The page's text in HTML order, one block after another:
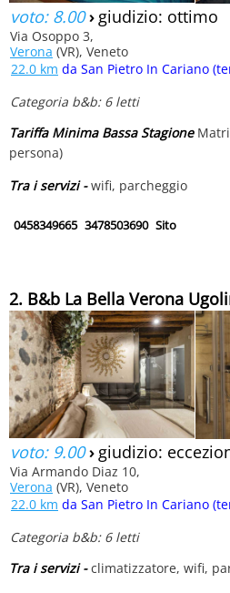
voto: 8.00› giudizio: ottimo
Via Osoppo 3,
Verona (VR), Veneto
22.0 km da San Pietro In Cariano
Categoria b&b: 6 letti
Tariffa Minima Bassa Stagione
persona)
Tra i servizi -wifi, parcheggio
0458349665 3478503690 Sito
2. B&b La Bella Verona
voto: 9.00› giudizio:
Via Armando Diaz 10,
Verona (VR), Veneto
22.0 km da San Pietro In Cariano
Categoria b&b: 6 letti
Tra i servizi -climatizzatore, wifi,